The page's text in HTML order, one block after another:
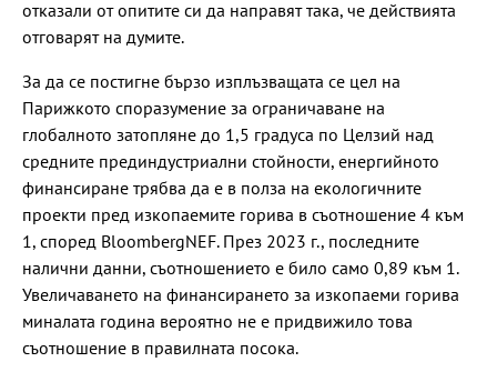
отказали от опитите си да направят така, че действията
отговарят на думите.
За да се постигне бързо изплъзващата се цел на
Парижкото споразумение за ограничаване на
глобалното затопляне до 1,5 градуса по Целзий над
средните прединдустриални стойности, енергийното
финансиране трябва да е в полза на екологичните
проекти пред изкопаемите горива в съотношение 4 към
1, според BloombergNEF. През 2023 г., последните
налични данни, съотношението е било само 0,89 към 1.
Увеличаването на финансирането за изкопаеми горива
миналата година вероятно не е придвижило това
съотношение в правилната посока.